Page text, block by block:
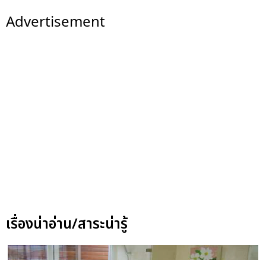
Advertisement
เรื่องน่าอ่าน/สาระน่ารู้